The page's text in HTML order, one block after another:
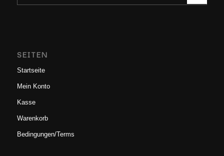
SEITEN
Startseite
Mein Konto
Kasse
Warenkorb
Bedingungen/Terms